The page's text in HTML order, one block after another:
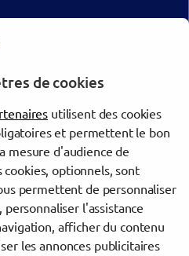
de cookies
utilisent des cookies
et permettent le bon
mesure d'audience de
optionnels, sont
permettent de personnaliser
l'assistance
afficher du contenu
les annonces publicitaires